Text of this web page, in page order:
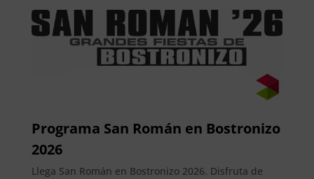
Programa San Román en Bostronizo
2026
Llega San Román en Bostronizo 2026. Disfruta de